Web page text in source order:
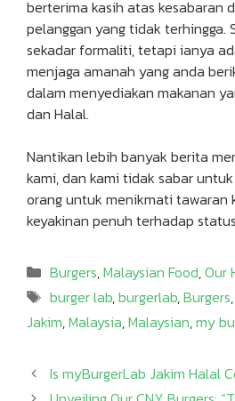
berterima kasih atas kesabaran
pelanggan yang tidak terhingga.
sekadar formaliti, tetapi ianya
menjaga amanah yang anda
dalam menyediakan makanan
dan Halal.
Nantikan lebih banyak berita
kami, dan kami tidak sabar
orang untuk menikmati tawaran
keyakinan penuh terhadap
Categories
Burgers,Malaysian Food,Our
Tags
burger lab,burgerlab,Burgers,
Jakim,Malaysia,Malaysian,my
Is myBurgerLab Jakim Halal